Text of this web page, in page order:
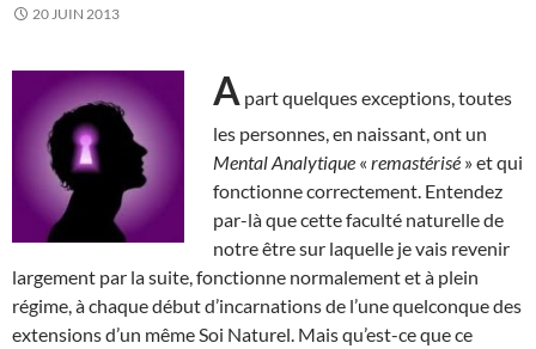
20 JUIN 2013
A part quelques exceptions, toutes
les personnes, en naissant, ont un
Mental Analytique « remastérisé » et qui
fonctionne correctement. Entendez
par-là que cette faculté naturelle de
notre être sur laquelle je vais revenir
largement par la suite, fonctionne normalement et à plein
régime, à chaque début d’incarnations de l’une quelconque des
extensions d’un même Soi Naturel. Mais qu’est-ce que ce